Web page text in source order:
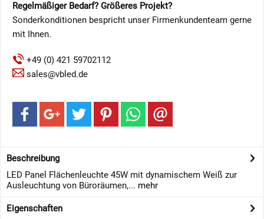
Regelmäßiger Bedarf? Größeres Projekt?
Sonderkonditionen bespricht unser Firmenkundenteam gerne
mit Ihnen.
+49 (0) 421 59702112
sales@vbled.de
Beschreibung
LED Panel Flächenleuchte 45W mit dynamischem Weiß zur
Ausleuchtung von Büroräumen,... mehr
Eigenschaften